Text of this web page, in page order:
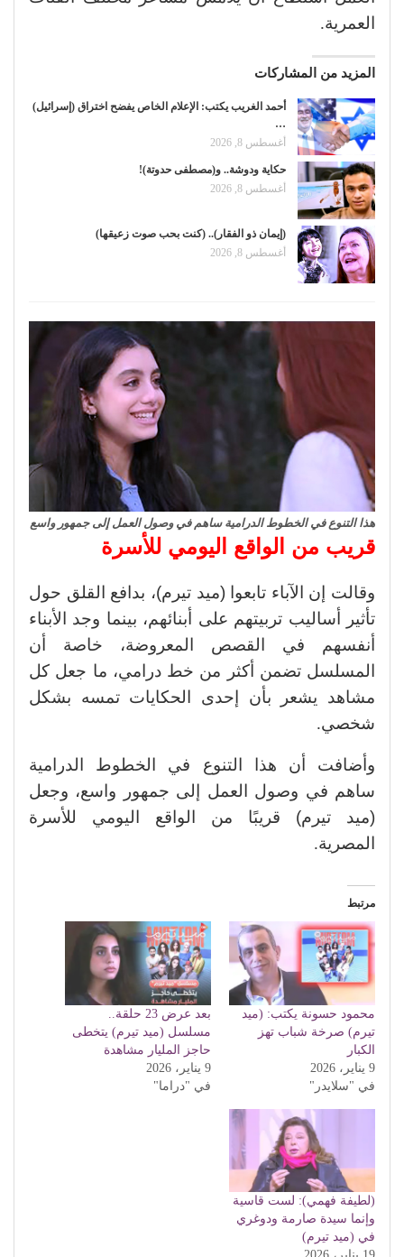
العمرية.
المزيد من المشاركات
أحمد الغريب يكتب: الإعلام الخاص يفضح اختراق (إسرائيل)
…
أغسطس 8, 2026
حكاية ودوشة.. و(مصطفى حدوتة)!
أغسطس 8, 2026
(إيمان ذو الفقار).. (كنت بحب صوت زعيقها)
أغسطس 8, 2026
هذا التنوع في الخطوط الدرامية ساهم في وصول العمل إلى جمهور واسع
قريب من الواقع اليومي للأسرة
وقالت إن الآباء تابعوا (ميد تيرم)، بدافع القلق حول
تأثير أساليب تربيتهم على أبنائهم، بينما وجد الأبناء
أنفسهم في القصص المعروضة، خاصة أن
المسلسل تضمن أكثر من خط درامي، ما جعل كل
مشاهد يشعر بأن إحدى الحكايات تمسه بشكل
شخصي.
وأضافت أن هذا التنوع في الخطوط الدرامية
ساهم في وصول العمل إلى جمهور واسع، وجعل
(ميد تيرم) قريبًا من الواقع اليومي للأسرة
المصرية.
مرتبط
محمود حسونة يكتب: (ميد
تيرم) صرخة شباب تهز
الكبار
9 يناير، 2026
في "سلايدر"
بعد عرض 23 حلقة..
مسلسل (ميد تيرم) يتخطى
حاجز المليار مشاهدة
9 يناير، 2026
في "دراما"
(لطيفة فهمي): لست قاسية
وإنما سيدة صارمة ودوغري
في (ميد تيرم)